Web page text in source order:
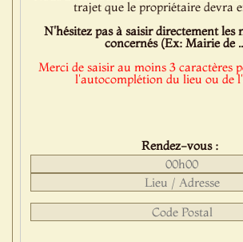
trajet que le propriétaire devra
N'hésitez pas à saisir directement les
concernés (Ex: Mairie de
Merci de saisir au moins 3 caractères
l'autocomplétion du lieu ou de
Rendez-vous :